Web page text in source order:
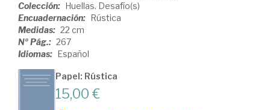
Colección: Huellas. Desafío(s)
Encuadernación: Rústica
Medidas: 22 cm
Nº Pág.: 267
Idiomas: Español
Papel: Rústica
15,00 €